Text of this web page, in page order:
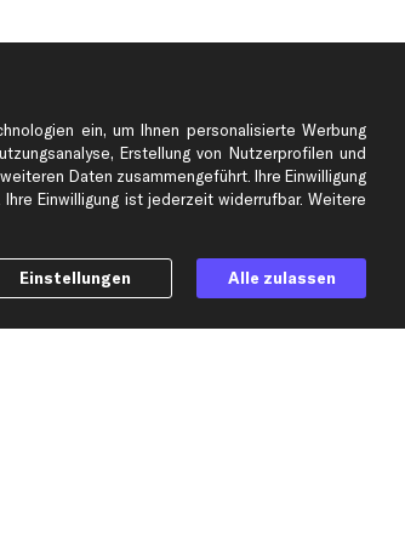
Audi Ersatzteile
BMW Ersatzteile
Ford Ersatzteile
Opel Ersatzteile
Peugeot Ersatzteile
Renault Ersatzteile
ein, um Ihnen personalisierte Werbung
Erstellung von Nutzerprofilen und
Daten zusammengeführt. Ihre Einwilligung
Einwilligung ist jederzeit widerrufbar. Weitere
Einstellungen Alle zulassen